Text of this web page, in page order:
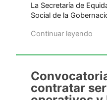
La Secretaría de
Social de la
Continuar leyendo
contratar